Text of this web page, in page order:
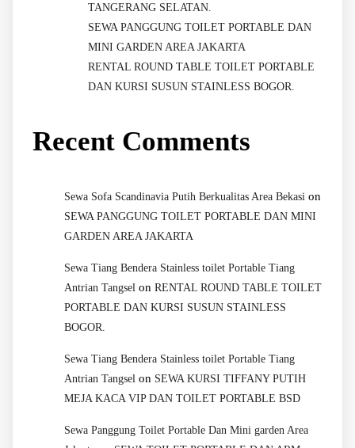
TANGERANG SELATAN.
SEWA PANGGUNG TOILET PORTABLE DAN
MINI GARDEN AREA JAKARTA
RENTAL ROUND TABLE TOILET PORTABLE
DAN KURSI SUSUN STAINLESS BOGOR.
Recent Comments
Sewa Sofa Scandinavia Putih Berkualitas Area Bekasi on
SEWA PANGGUNG TOILET PORTABLE DAN MINI
GARDEN AREA JAKARTA
Sewa Tiang Bendera Stainless toilet Portable Tiang
Antrian Tangsel on RENTAL ROUND TABLE TOILET
PORTABLE DAN KURSI SUSUN STAINLESS
BOGOR.
Sewa Tiang Bendera Stainless toilet Portable Tiang
Antrian Tangsel on SEWA KURSI TIFFANY PUTIH
MEJA KACA VIP DAN TOILET PORTABLE BSD
Sewa Panggung Toilet Portable Dan Mini garden Area